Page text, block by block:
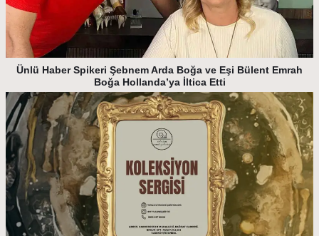
Ünlü Haber Spikeri Şebnem Arda Boğa ve Eşi Bülent Emrah
Boğa Hollanda’ya İltica Etti